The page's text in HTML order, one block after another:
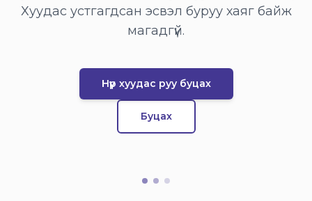
Хуудас устгагдсан эсвэл буруу хаяг байж
магадгүй.
Нүүр хуудас руу буцах
Буцах